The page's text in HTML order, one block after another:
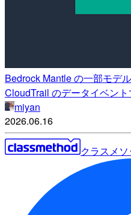
Bedrock Mantle の一部モデ
CloudTrail のデータイベン
miyan
2026.06.16
クラスメ